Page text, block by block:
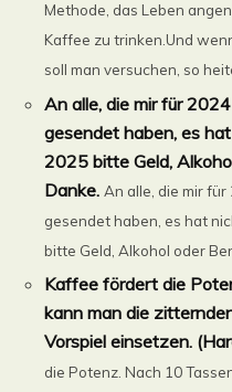
Methode, das Leben
Kaffee zu trinken.Und
soll man versuchen, so
An alle, die mir für
gesendet haben, es
2025 bitte Geld,
Danke. An alle, die mir
gesendet haben, es hat
bitte Geld, Alkohol oder
Kaffee fördert die
kann man die
Vorspiel einsetzen.
die Potenz. Nach 10